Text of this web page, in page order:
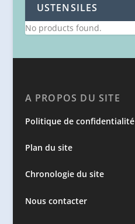
USTENSILES
No products found.
A PROPOS DU SITE
Politique de confidentialité
Plan du site
Chronologie du site
Nous contacter